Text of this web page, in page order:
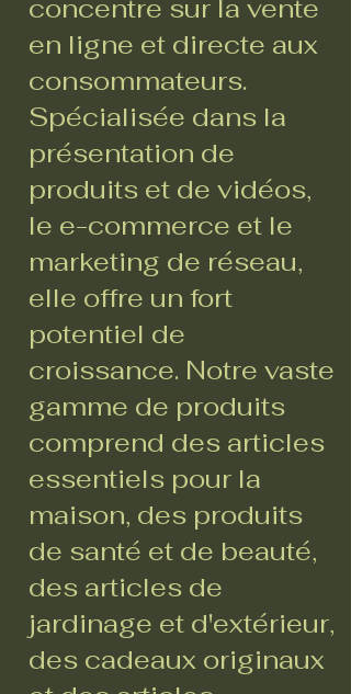
concentre sur la vente
en ligne et directe aux
consommateurs.
Spécialisée dans la
présentation de
produits et de vidéos,
le e-commerce et le
marketing de réseau,
elle offre un fort
potentiel de
croissance. Notre vaste
gamme de produits
comprend des articles
essentiels pour la
maison, des produits
de santé et de beauté,
des articles de
jardinage et d'extérieur,
des cadeaux originaux